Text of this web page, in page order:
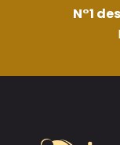
N°1